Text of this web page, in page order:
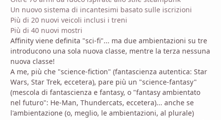
Un nuovo sistema di incantesimi basato sulle iscrizioni
Più di 20 nuovi veicoli inclusi i treni
Più di 40 nuovi mostri
Affinity viene definita "sci-fi"... ma due ambientazioni su tre
introducono una sola nuova classe, mentre la terza nessuna
nuova classe!
A me, più che "science-fiction" (fantascienza autentica: Star
Wars, Star Trek, eccetera), pare più un "science-fantasy"
(mescola di fantascienza e fantasy, o "fantasy ambientato
nel futuro": He-Man, Thundercats, eccetera)... anche se
l'ambientazione (o, meglio, le ambientazioni, al plurale)